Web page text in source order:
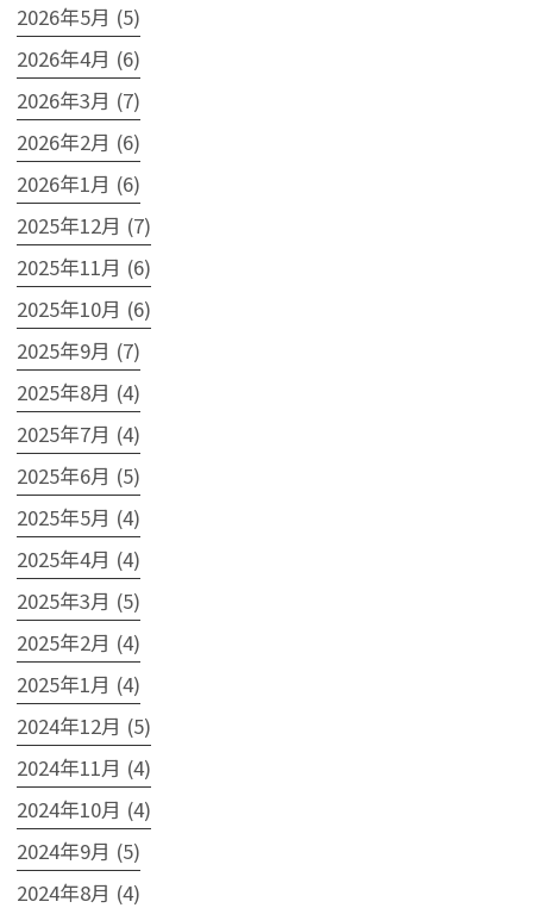
2026年5月 (5)
2026年4月 (6)
2026年3月 (7)
2026年2月 (6)
2026年1月 (6)
2025年12月 (7)
2025年11月 (6)
2025年10月 (6)
2025年9月 (7)
2025年8月 (4)
2025年7月 (4)
2025年6月 (5)
2025年5月 (4)
2025年4月 (4)
2025年3月 (5)
2025年2月 (4)
2025年1月 (4)
2024年12月 (5)
2024年11月 (4)
2024年10月 (4)
2024年9月 (5)
2024年8月 (4)